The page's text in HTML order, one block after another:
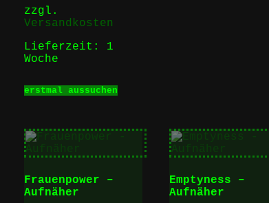
zzgl.
Versandkosten
Lieferzeit: 1
Woche
erstmal aussuchenProdukt
Varianten
Die
Frauenpower –
Aufnäher
Emptyness –
Aufnäher